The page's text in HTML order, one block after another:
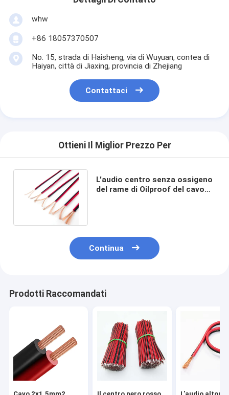
whw
+86 18057370507
No. 15, strada di Haisheng, via di Wuyuan, contea di
Haiyan, città di Jiaxing, provincia di Zhejiang
Contattaci
Ottieni Il Miglior Prezzo Per
L'audio centro senza ossigeno
del rame di Oilproof del cavo
Continua
Prodotti Raccomandati